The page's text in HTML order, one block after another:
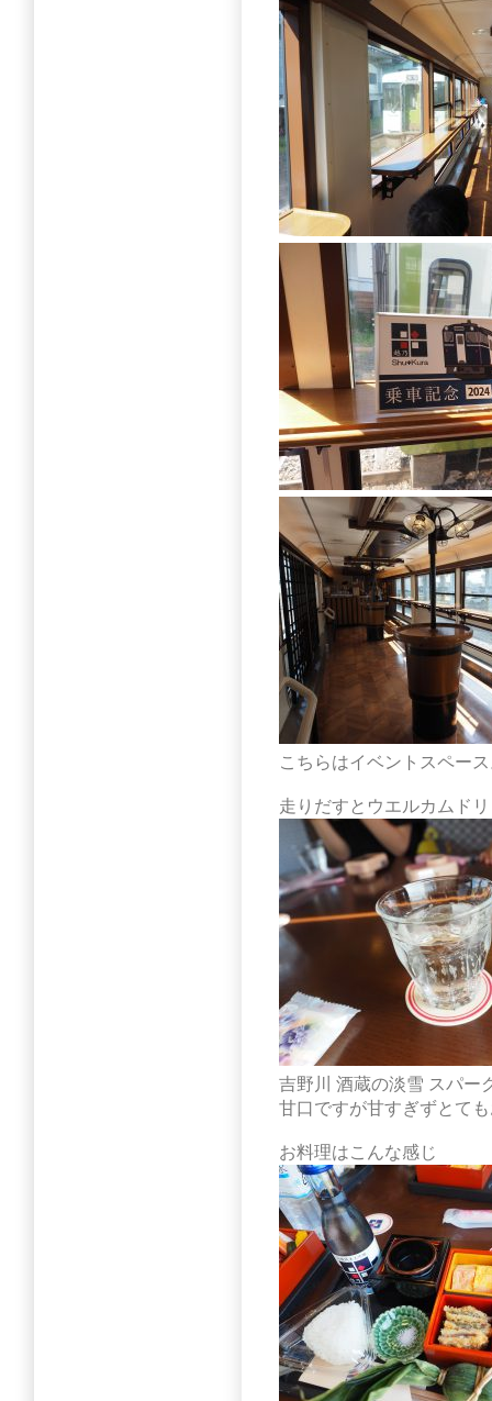
こちらはイベントスペー
走りだすとウエルカムド
吉野川 酒蔵の淡雪 スパー
甘口ですが甘すぎずとて
お料理はこんな感じ